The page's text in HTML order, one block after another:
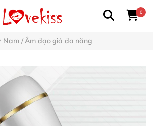
0
Nam / Âm đạo giả đa năng